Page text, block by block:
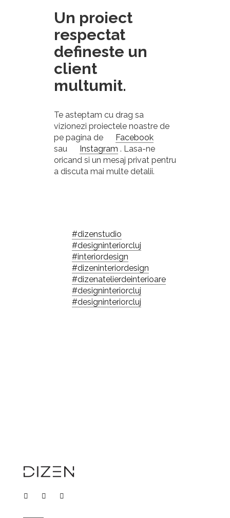
Un proiect
respectat
defineste un
client
multumit.
Te asteptam cu drag sa
vizionezi proiectele noastre de
pe pagina de
Facebook
sau
Instagram . Lasa-ne
oricand si un mesaj privat pentru
a discuta mai multe detalii.
#dizenstudio
#designinteriorcluj
#interiordesign
#dizeninteriordesign
#dizenatelierdeinterioare
#designinteriorcluj
#designinteriorcluj